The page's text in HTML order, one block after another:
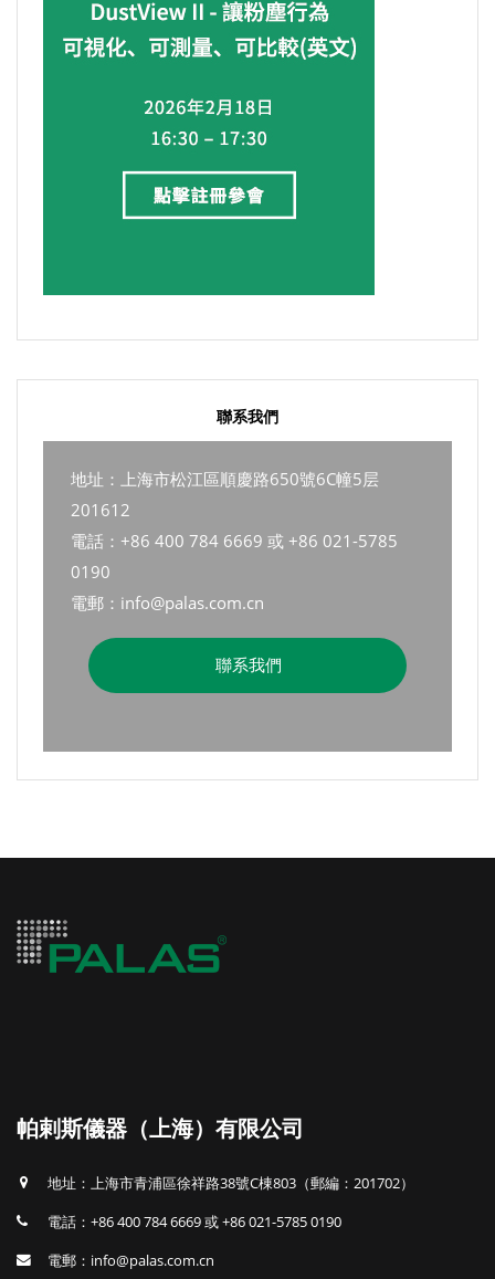
聯系我們
地址：上海市松江區順慶路650號6C幢5层
201612
電話：+86 400 784 6669 或 +86 021-5785
0190
電郵：info@palas.com.cn
聯系我們
帕剌斯儀器（上海）有限公司
地址：上海市青浦區徐祥路38號C棟803（郵編：201702）
電話：+86 400 784 6669 或 +86 021-5785 0190
電郵：info@palas.com.cn